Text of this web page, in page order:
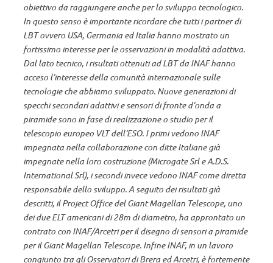
obiettivo da raggiungere anche per lo sviluppo tecnologico.
In questo senso è importante ricordare che tutti i partner di
LBT ovvero USA, Germania ed Italia hanno mostrato un
fortissimo interesse per le osservazioni in modalità adattiva.
Dal lato tecnico, i risultati ottenuti ad LBT da INAF hanno
acceso l’interesse della comunità internazionale sulle
tecnologie che abbiamo sviluppato. Nuove generazioni di
specchi secondari adattivi e sensori di fronte d’onda a
piramide sono in fase di realizzazione o studio per il
telescopio europeo VLT dell’ESO. I primi vedono INAF
impegnata nella collaborazione con ditte Italiane già
impegnate nella loro costruzione (Microgate Srl e A.D.S.
International Srl), i secondi invece vedono INAF come diretta
responsabile dello sviluppo. A seguito dei risultati già
descritti, il Project Office del Giant Magellan Telescope, uno
dei due ELT americani di 28m di diametro, ha approntato un
contrato con INAF/Arcetri per il disegno di sensori a piramide
per il Giant Magellan Telescope. Infine INAF, in un lavoro
congiunto tra gli Osservatori di Brera ed Arcetri, è fortemente